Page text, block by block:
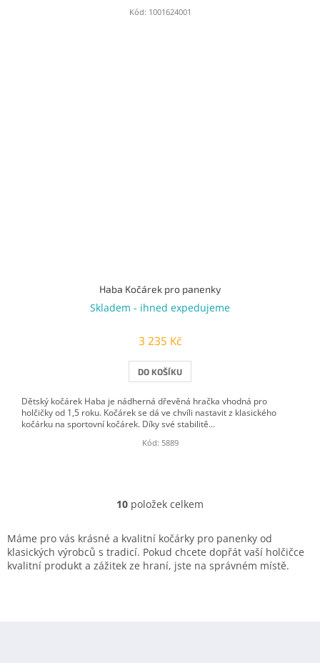
Kód: 1001624001
Haba Kočárek pro panenky
Skladem - ihned expedujeme
3 235 Kč
DO KOŠÍKU
Dětský kočárek Haba je nádherná dřevěná hračka vhodná pro
holčičky od 1,5 roku. Kočárek se dá ve chvíli nastavit z klasického
kočárku na sportovní kočárek. Díky své stabilitě...
Kód: 5889
O
l
á
d
10 položek celkem
Máme pro vás krásné a kvalitní kočárky pro panenky od
klasických výrobců s tradicí. Pokud chcete dopřát vaší holčičce
kvalitní produkt a zážitek ze hraní, jste na správném místě.